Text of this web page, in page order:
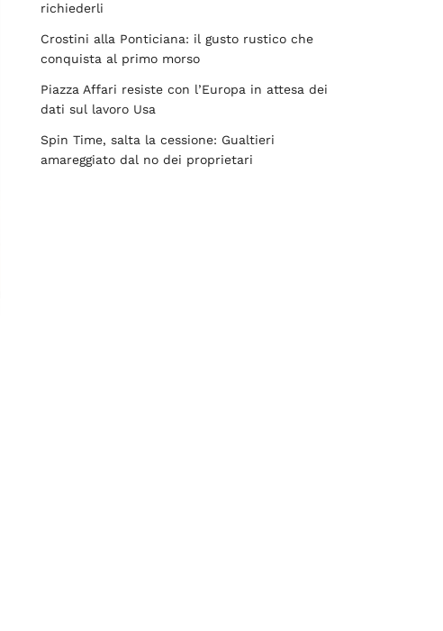
richiederli
Crostini alla Ponticiana: il gusto rustico che
conquista al primo morso
Piazza Affari resiste con l’Europa in attesa dei
dati sul lavoro Usa
Spin Time, salta la cessione: Gualtieri
amareggiato dal no dei proprietari